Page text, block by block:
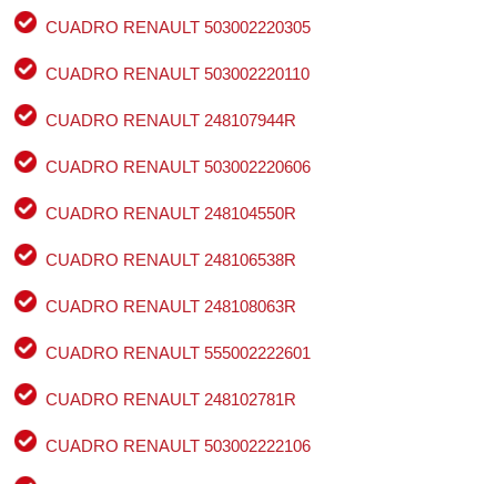
CUADRO RENAULT 503002220305
CUADRO RENAULT 503002220110
CUADRO RENAULT 248107944R
CUADRO RENAULT 503002220606
CUADRO RENAULT 248104550R
CUADRO RENAULT 248106538R
CUADRO RENAULT 248108063R
CUADRO RENAULT 555002222601
CUADRO RENAULT 248102781R
CUADRO RENAULT 503002222106